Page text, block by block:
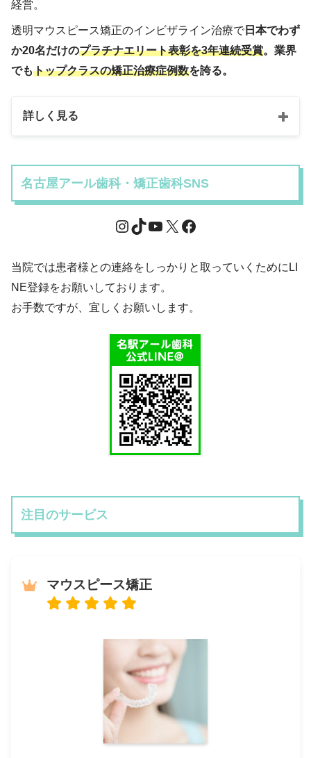
経営。
透明マウスピース矯正のインビザライン治療で 日本でわず
か20名だけのプラチナエリート表彰を3年連続受賞。業界
でもトップクラスの矯正治療症例数を誇る。
詳しく見る
名古屋アール歯科・矯正歯科SNS
当院では患者様との連絡をしっかりと取っていくためにLI
NE登録をお願いしております。
お手数ですが、宜しくお願いします。
注目のサービス
マウスピース矯正